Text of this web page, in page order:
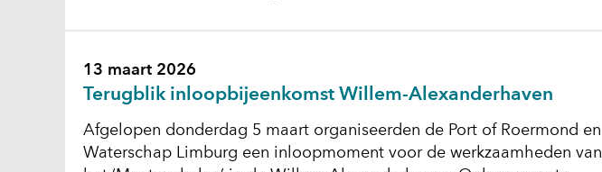
Terugblik inloopbijeenkomst Willem-Alexanderhaven
13 maart 2026
Afgelopen donderdag 5 maart organiseerden de Port of Roermond en
Waterschap Limburg een inloopmoment voor de werkzaamheden van